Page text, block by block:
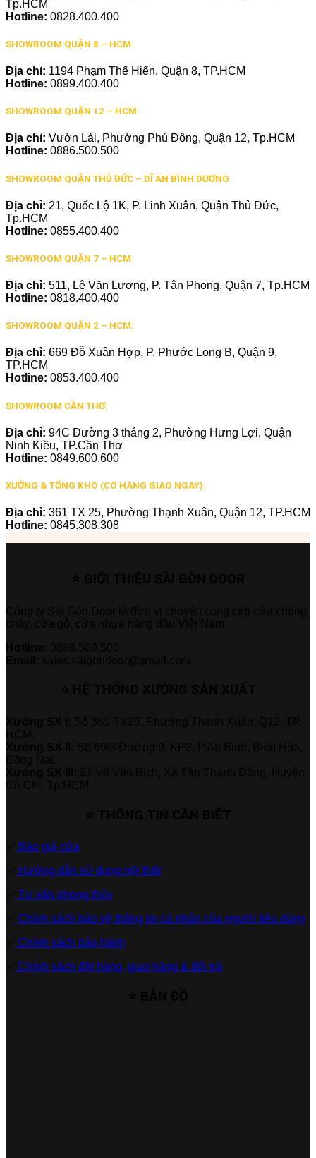
Tp.HCM
Hotline: 0828.400.400
SHOWROOM QUẬN 8 – HCM
Địa chỉ: 1194 Phạm Thế Hiển, Quận 8, TP.HCM
Hotline: 0899.400.400
SHOWROOM QUẬN 12 – HCM
Địa chỉ: Vườn Lài, Phường Phú Đông, Quận 12, Tp.HCM
Hotline: 0886.500.500
SHOWROOM QUẬN THỦ ĐỨC – DĨ AN BÌNH DƯƠNG
Địa chỉ: 21, Quốc Lộ 1K, P. Linh Xuân, Quận Thủ Đức,
Tp.HCM
Hotline: 0855.400.400
SHOWROOM QUẬN 7 – HCM
Địa chỉ: 511, Lê Văn Lương, P. Tân Phong, Quận 7, Tp.HCM
Hotline: 0818.400.400
SHOWROOM QUẬN 2 – HCM:
Địa chỉ: 669 Đỗ Xuân Hợp, P. Phước Long B, Quận 9,
TP.HCM
Hotline: 0853.400.400
SHOWROOM CẦN THƠ:
Địa chỉ: 94C Đường 3 tháng 2, Phường Hưng Lợi, Quận
Ninh Kiều, TP.Cần Thơ
Hotline: 0849.600.600
XƯỞNG & TỔNG KHO (CÓ HÀNG GIAO NGAY):
Địa chỉ: 361 TX 25, Phường Thạnh Xuân, Quận 12, TP.HCM
Hotline: 0845.308.308
Báo giá cửa
Hướng dẫn sử dụng nội thất
Tư vấn phong thủy
Chính sách bảo vệ thông tin cá nhân của người tiêu dùng
Chính sách bảo hành
Chính sách đặt hàng, giao hàng & đổi trả